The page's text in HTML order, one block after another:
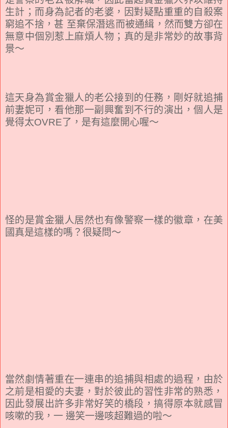
生計；而身為記者的老婆，因對疑點重重的自殺案
窮追不捨，甚 至棄保潛逃而被通緝，然而雙方卻在
無意中個別惹上麻煩人物；真的是非常妙的故事背
景～
這天身為賞金獵人的老公接到的任務，剛好就追捕
前妻妮可，看他那一副興奮到不行的演出，個人是
覺得太OVRE了，是有這麼開心喔～
怪的是賞金獵人居然也有像警察一樣的徽章，在美
國真是這樣的嗎？很疑問～
當然劇情著重在一連串的追捕與相處的過程，由於
之前是相愛的夫妻，對於彼此的習性非常的熟悉，
因此發展出許多非常好笑的橋段，搞得原本就感冒
咳嗽的我，一 邊笑一邊咳超難過的啦～